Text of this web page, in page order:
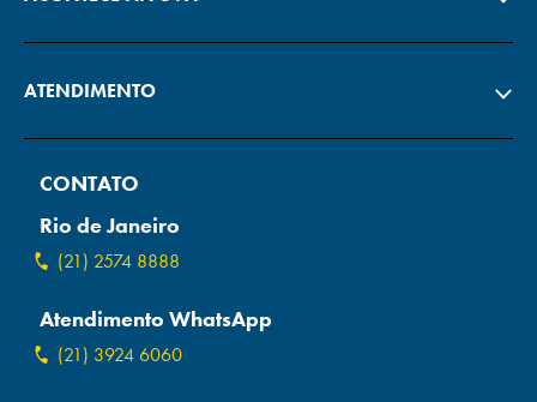
ATENDIMENTO
CONTATO
Rio de Janeiro
(21) 2574 8888
Atendimento WhatsApp
(21) 3924 6060